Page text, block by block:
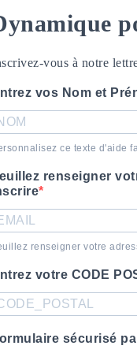
vous à notre
vos Nom et
ce texte d'aide
renseigner
renseigner votre
votre CODE
sécurisé